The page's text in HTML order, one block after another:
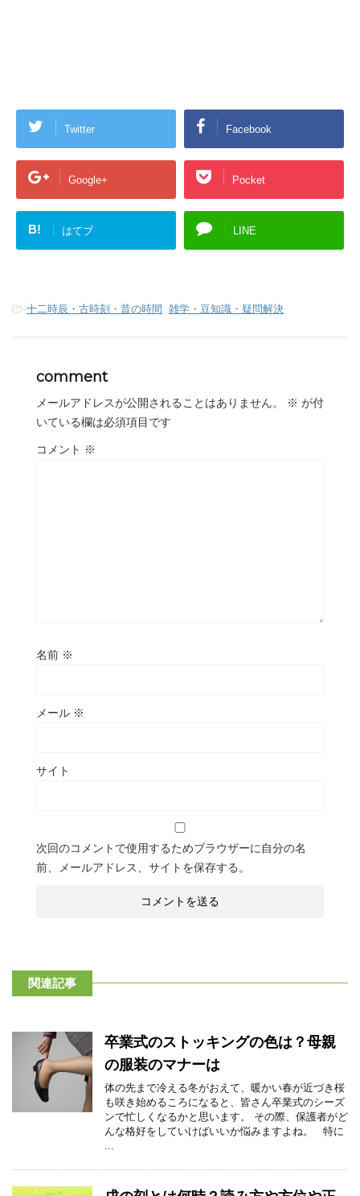
Twitter Facebook
Google+ Pocket
B! はてブ LINE
-十二時辰・古時刻・昔の時間 , 雑学・豆知識・疑問解決
comment
メールアドレスが公開されることはありません。 ※ が付
いている欄は必須項目です
コメント ※
名前 ※
メール ※
サイト
次回のコメントで使用するためブラウザーに自分の名
前、メールアドレス、サイトを保存する。
関連記事
卒業式のストッキングの色は？母親
の服装のマナーは
体の先まで冷える冬がおえて、暖かい春が近づき桜
も咲き始めるころになると、皆さん卒業式のシーズ
ンで忙しくなるかと思います。 その際、保護者がど
んな格好をしていけばいいか悩みますよね。 特に
...